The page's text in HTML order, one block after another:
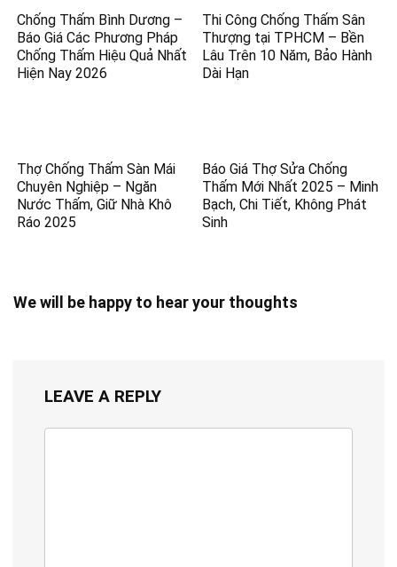
Chống Thấm Bình Dương –
Báo Giá Các Phương Pháp
Chống Thấm Hiệu Quả Nhất
Hiện Nay 2026
Thi Công Chống Thấm Sân
Thượng tại TPHCM – Bền
Lâu Trên 10 Năm, Bảo Hành
Dài Hạn
Thợ Chống Thấm Sàn Mái
Chuyên Nghiệp – Ngăn
Nước Thấm, Giữ Nhà Khô
Ráo 2025
Báo Giá Thợ Sửa Chống
Thấm Mới Nhất 2025 – Minh
Bạch, Chi Tiết, Không Phát
Sinh
We will be happy to hear your thoughts
LEAVE A REPLY